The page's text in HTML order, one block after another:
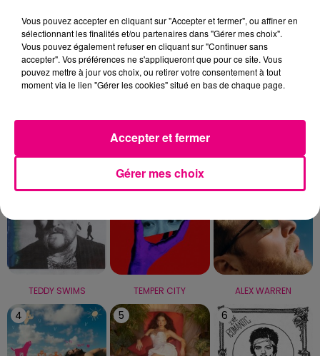
LE TOP
1
TEDDY SWIMS
2
TEMPER CITY
3
ALEX WARREN
4 5 6
Vous pouvez accepter en cliquant sur "Accepter et fermer", ou affiner en
sélectionnant les finalités et/ou partenaires dans "Gérer mes choix".
Vous pouvez également refuser en cliquant sur "Continuer sans
accepter". Vos préférences ne s'appliqueront que pour ce site. Vous
pouvez mettre à jour vos choix, ou retirer votre consentement à tout
moment via le lien "Gérer les cookies" situé en bas de chaque page.
Gérer mes choix
Accepter et fermer